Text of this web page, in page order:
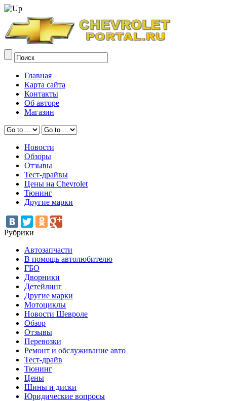
Главная
Карта сайта
Контакты
Об авторе
Магазин
Новости
Обзоры
Отзывы
Тест-драйвы
Цены на Chevrolet
Тюнинг
Другие марки
Рубрики
Автозапчасти
В помощь автолюбителю
ГБО
Дворники
Детейлинг
Другие марки
Мотоциклы
Новости Шевроле
Обзор
Отзывы
Перевозки
Ремонт и обслуживание авто
Тест-драйв
Тюнинг
Цены
Шины и диски
Юридические вопросы